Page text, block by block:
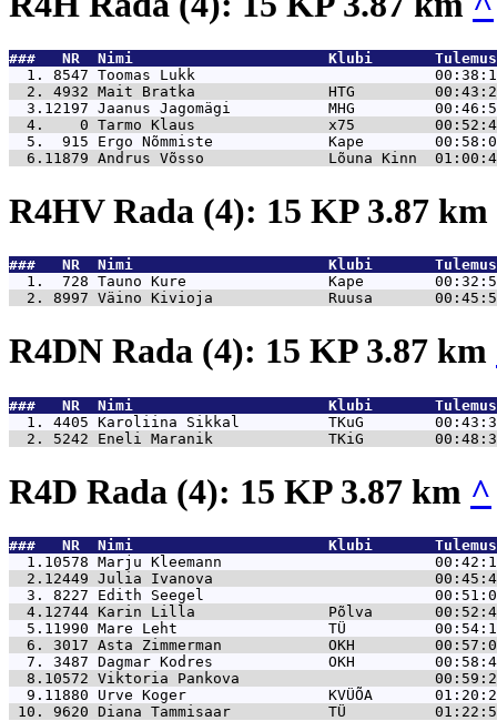
###   NR  Nimi                      Klubi
  1. 8547
Toomas Lukk
  2. 4932
Mait Bratka               HTG
  3.12197
Jaanus Jagomägi           MHG
  4.    0
Tarmo Klaus               x75
  5.  915
Ergo Nõmmiste             Kape
  6.11879
Andrus Võsso              Lõuna Kinn
R4HV Rada (4): 15 KP 3.87 km
###   NR  Nimi                      Klubi
  1.  728
Tauno Kure                Kape
  2. 8997
Väino Kivioja             Ruusa
R4DN Rada (4): 15 KP 3.87 km
###   NR  Nimi                      Klubi
  1. 4405
Karoliina Sikkal          TKuG
  2. 5242
Eneli Maranik             TKiG
R4D Rada (4): 15 KP 3.87 km ^
###   NR  Nimi                      Klubi
  1.10578
Marju Kleemann
  2.12449
Julia Ivanova
  3. 8227
Edith Seegel
  4.12744
Karin Lilla               Põlva
  5.11990
Mare Leht                 TÜ
  6. 3017
Asta Zimmerman            OKH
  7. 3487
Dagmar Kodres             OKH
  8.10572
Viktoria Pankova
  9.11880
Urve Koger                KVÜÕA
10. 9620 Diana Tammisaar           TÜ